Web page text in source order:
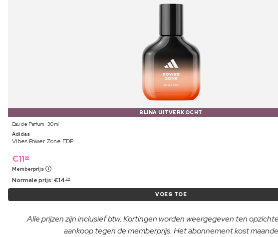
BIJNA UITVERKOCHT
Eau de Parfum ⋅ 30 ml
Adidas
Vibes Power Zone EDP
€11 99
Memberprijs
Normale prijs:€14 99
VOEG TOE
Alle prijzen zijn inclusief btw. Kortingen worden weergegeven ten
aankoop tegen de memberprijs. Het abonnement kost